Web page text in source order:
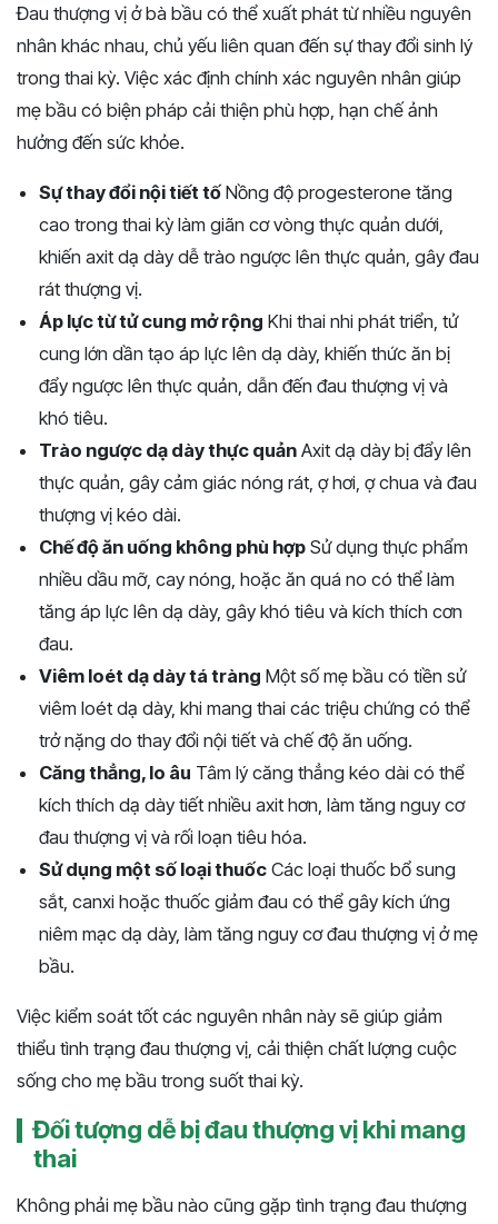
Đau thượng vị ở bà bầu có thể xuất phát từ nhiều nguyên
nhân khác nhau, chủ yếu liên quan đến sự thay đổi sinh lý
trong thai kỳ. Việc xác định chính xác nguyên nhân giúp
mẹ bầu có biện pháp cải thiện phù hợp, hạn chế ảnh
hưởng đến sức khỏe.
Sự thay đổi nội tiết tố Nồng độ progesterone tăng
cao trong thai kỳ làm giãn cơ vòng thực quản dưới,
khiến axit dạ dày dễ trào ngược lên thực quản, gây đau
rát thượng vị.
Áp lực từ tử cung mở rộng Khi thai nhi phát triển, tử
cung lớn dần tạo áp lực lên dạ dày, khiến thức ăn bị
đẩy ngược lên thực quản, dẫn đến đau thượng vị và
khó tiêu.
Trào ngược dạ dày thực quản Axit dạ dày bị đẩy lên
thực quản, gây cảm giác nóng rát, ợ hơi, ợ chua và đau
thượng vị kéo dài.
Chế độ ăn uống không phù hợp Sử dụng thực phẩm
nhiều dầu mỡ, cay nóng, hoặc ăn quá no có thể làm
tăng áp lực lên dạ dày, gây khó tiêu và kích thích cơn
đau.
Viêm loét dạ dày tá tràng Một số mẹ bầu có tiền sử
viêm loét dạ dày, khi mang thai các triệu chứng có thể
trở nặng do thay đổi nội tiết và chế độ ăn uống.
Căng thẳng, lo âu Tâm lý căng thẳng kéo dài có thể
kích thích dạ dày tiết nhiều axit hơn, làm tăng nguy cơ
đau thượng vị và rối loạn tiêu hóa.
Sử dụng một số loại thuốc Các loại thuốc bổ sung
sắt, canxi hoặc thuốc giảm đau có thể gây kích ứng
niêm mạc dạ dày, làm tăng nguy cơ đau thượng vị ở mẹ
bầu.
Việc kiểm soát tốt các nguyên nhân này sẽ giúp giảm
thiểu tình trạng đau thượng vị, cải thiện chất lượng cuộc
sống cho mẹ bầu trong suốt thai kỳ.
Đối tượng dễ bị đau thượng vị khi mang
thai
Không phải mẹ bầu nào cũng gặp tình trạng đau thượng